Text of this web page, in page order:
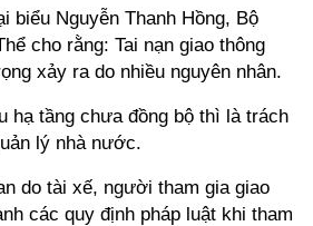
biểu Nguyễn Thanh Hồng, Bộ
cho rằng: Tai nạn giao thông
xảy ra do nhiều nguyên nhân.
hạ tầng chưa đồng bộ thì là trách
lý nhà nước.
do tài xế, người tham gia giao
các quy định pháp luật khi tham